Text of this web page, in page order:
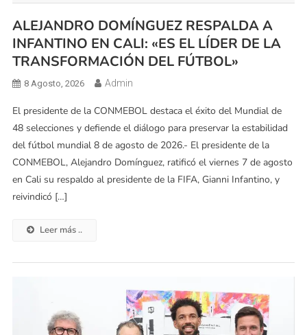
ALEJANDRO DOMÍNGUEZ RESPALDA A
INFANTINO EN CALI: «ES EL LÍDER DE LA
TRANSFORMACIÓN DEL FÚTBOL»
8 Agosto, 2026 Admin
El presidente de la CONMEBOL destaca el éxito del Mundial de
48 selecciones y defiende el diálogo para preservar la estabilidad
del fútbol mundial 8 de agosto de 2026.- El presidente de la
CONMEBOL, Alejandro Domínguez, ratificó el viernes 7 de agosto
en Cali su respaldo al presidente de la FIFA, Gianni Infantino, y
reivindicó […]
Leer más ..